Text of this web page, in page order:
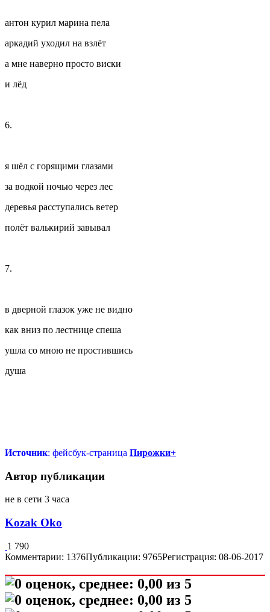
антон курил марина пела
аркадий уходил на взлёт
а мне наверно просто виски
и лёд
6.
я шёл с горящими глазами
за водкой ночью через лес
деревья расступались ветер
полёт валькирий завывал
7.
в дверной глазок уже не видно
как вниз по лестнице спеша
ушла со мною не простившись
душа
Источник: фейсбук-страница Пирожки+
Автор публикации
не в сети 3 часа
Kozak Oko
1 790
Комментарии: 1376Публикации: 9765Регистрация: 08-06-2017